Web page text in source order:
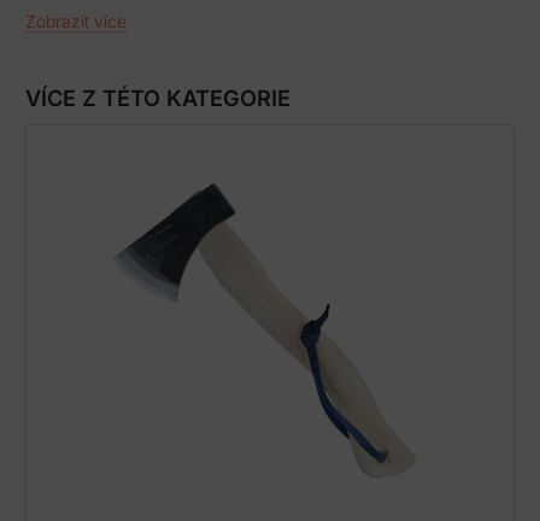
houževnatá a velmi odolná vůči opotřebení. Dosahuje tvrdosti
kolem 60 HRC, díky tomu vydrží ostří dlouho ostré. Dále je
náročných podmínkách. Díky keramickému kuličkovému
ložisku je otevírání nože snažší, pojistka frame lock zajišťuje
její pravé straně je kapesní klips. Nůž je dodávaný s nylonovým
Kvalita bez kompromisůParametry nože WEKNIFE Solid:
Celková délka:227,90 mm Délka čepele:98,50 mm Síla
čepeli:4,00 mm Hmotnost:167,70 g Potřebujete
Zobrazit více
VÍCE Z TÉTO KATEGORIE